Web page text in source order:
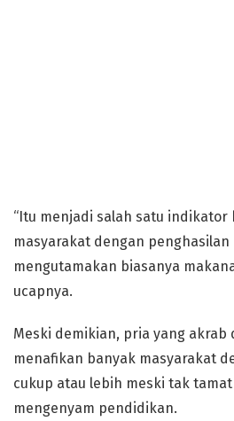
“Itu menjadi salah satu indikator
masyarakat dengan
mengutamakan biasanya
ucapnya.
Meski demikian, pria yang akrab
menafikan banyak masyarakat
cukup atau lebih meski tak
mengenyam pendidikan.